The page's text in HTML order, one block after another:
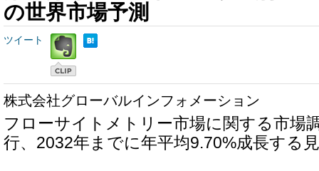
の世界市場予測
ツイート
株式会社グローバルインフォメーション
フローサイトメトリー市場に関する市場
行、2032年までに年平均9.70%成長する